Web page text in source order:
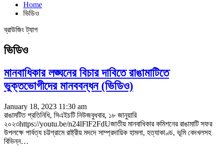
Home
ভিডিও
ব্রাউজিং ট্যাগ
ভিডিও
মানবাধিকার লঙ্ঘনের বিচার দাবিতে রাঙামাটিতে
ভুক্তভোগীদের মানববন্ধন (ভিডিও)
January 18, 2023 11:30 am
রাঙামটিত প্রতিনিধি, সিএইচটি নিউজবুধবার, ১৮ জানুয়ারি
২০২৩https://youtu.be/n24lFlF2FdUজাতীয় মানবাধিকার কমিশনের রাঙামাটি সফর
উপলক্ষে পার্বত্য চট্টগ্রামে রাষ্ট্রীয় মদদে সাম্প্রদায়িক হামলা, হত্যাকাণ্ড, ভূমি বেদখলসহ
বিভিন্ন…